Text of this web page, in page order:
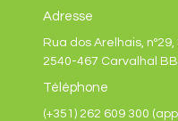
Adresse
Rua dos Arelhais,
2540-467 Carvalhal
Téléphone
(+351) 262 609 300